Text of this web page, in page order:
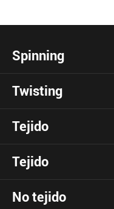
Spinning
Twisting
Tejido
Tejido
No tejido